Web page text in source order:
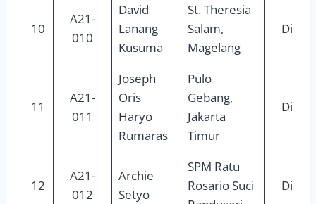
10
A21-
010
David
Lanang
Kusuma
St. Theresia
Salam,
Magelang
11
A21-
011
Joseph
Oris
Haryo
Rumaras
Pulo
Gebang,
Jakarta
Timur
12
A21-
012
Archie
Setyo
SPM Ratu
Rosario Suci